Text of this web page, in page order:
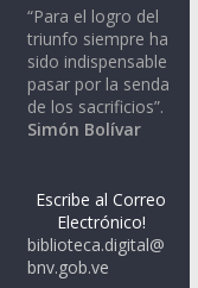
“Para el logro del
triunfo siempre ha
sido indispensable
pasar por la senda
de los sacrificios”.
Simón Bolívar
Escribe al Correo
Electrónico!
biblioteca.digital@
bnv.gob.ve